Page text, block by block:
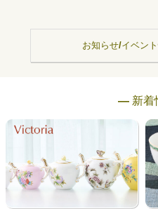
お知らせ/イベン
― 新着